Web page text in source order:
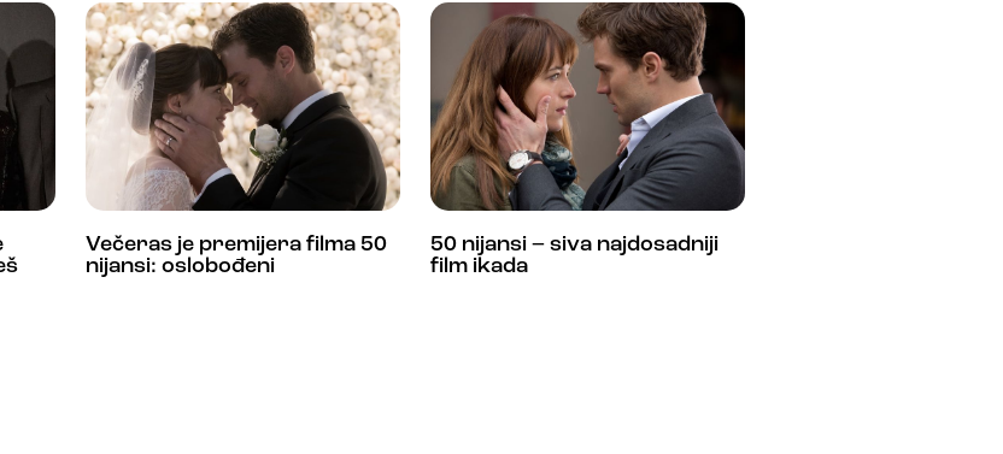
Večeras je premijera filma 50
nijansi: oslobođeni
50 nijansi – siva najdosadniji
film ikada